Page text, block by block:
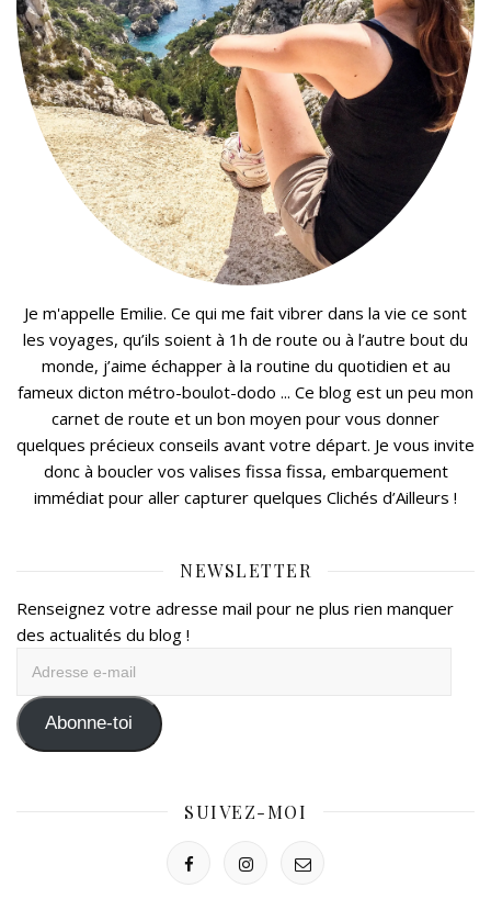
Je m'appelle Emilie. Ce qui me fait vibrer dans la vie ce sont
les voyages, qu’ils soient à 1h de route ou à l’autre bout du
monde, j’aime échapper à la routine du quotidien et au
fameux dicton métro-boulot-dodo ... Ce blog est un peu mon
carnet de route et un bon moyen pour vous donner
quelques précieux conseils avant votre départ. Je vous invite
donc à boucler vos valises fissa fissa, embarquement
immédiat pour aller capturer quelques Clichés d’Ailleurs !
NEWSLETTER
Renseignez votre adresse mail pour ne plus rien manquer
des actualités du blog !
mail Abonne-toi
SUIVEZ-MOI